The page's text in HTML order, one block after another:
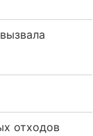
отходов